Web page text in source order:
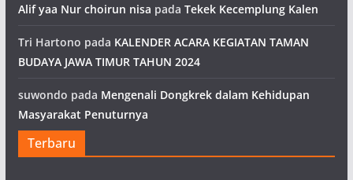
Alif yaa Nur choirun nisa pada Tekek Kecemplung Kalen
Tri Hartono pada KALENDER ACARA KEGIATAN TAMAN
BUDAYA JAWA TIMUR TAHUN 2024
suwondo pada Mengenali Dongkrek dalam Kehidupan
Masyarakat Penuturnya
Terbaru